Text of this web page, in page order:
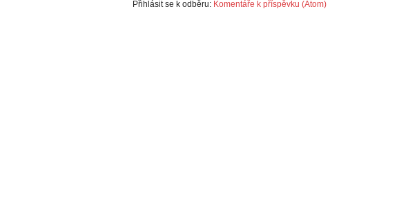
Přihlásit se k odběru: Komentáře k příspěvku (Atom)